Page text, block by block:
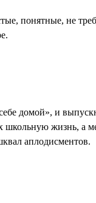
понятные, не
домой», и
жизнь, а
аплодисментов.